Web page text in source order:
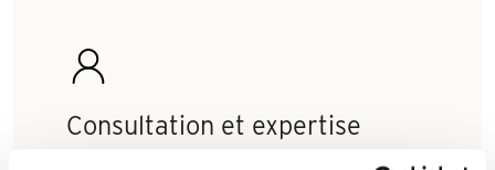
Consultation et expertise